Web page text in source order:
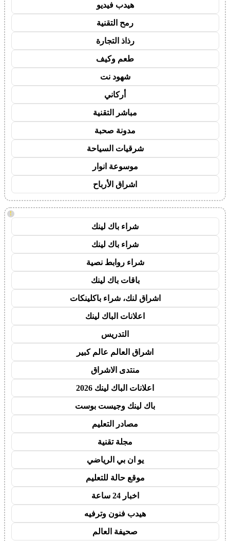
هيدب فيديو
رمح التقنية
رذاذ التجارة
طعم وكيف
شهود نت
أركاني
مباشر التقنية
مدونة صحبة
شرقيات السياحة
موسوعة انوار
اشراق الأرباح
!
شراء باك لينك
شراء باك لينك
شراء روابط نصية
باقات باك لينك
اشراق لنك، شراء باكلينكات
اعلانات الباك لينك
التدريس
اشراق العالم عالم كبير
منتدى الاشراق
اعلانات الباك لينك 2026
باك لينك وجيست بوست
مصادر التعليم
مجلة تقنية
يو ان بي الرياضي
موقع حالة للتعليم
اخبار 24 ساعة
هيدب فنون وترفيه
صحيفة العالم